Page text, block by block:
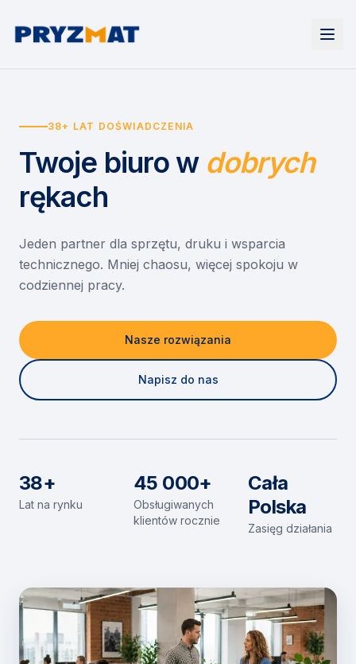
Urządzenia
Drukarki i urządzenia wielofunkcyjne
Etykiety i identyfikacja
Skanery i obieg dokumentów
Monitory interaktywne
Niszczarki dokumentów
Wynajem drukarek
Wynajem urządzeń biurowych
Asystent druku
EZD RP
Misja szkoła
Serwis
O nas
Kontakt
38+ LAT DOŚWIADCZENIA
Twoje biuro w dobrych
rękach
Jeden partner dla sprzętu, druku i wsparcia
technicznego. Mniej chaosu, więcej spokoju w
codziennej pracy.
Nasze rozwiązania
Napisz do nas
38+
Lat na rynku
45 000+
Obsługiwanych
klientów rocznie
Cała
Polska
Zasięg działania